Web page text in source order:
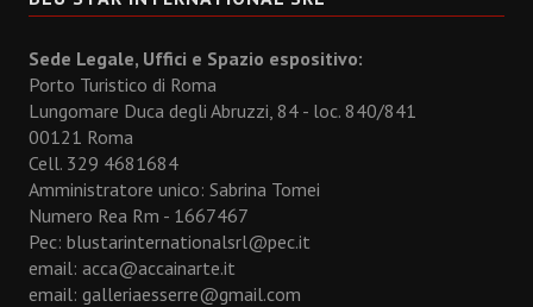
Sede Legale, Uffici e Spazio espositivo:
Porto Turistico di Roma
Lungomare Duca degli Abruzzi, 84 - loc. 840/841
00121 Roma
Cell. 329 4681684
Amministratore unico: Sabrina Tomei
Numero Rea Rm - 1667467
Pec: blustarinternationalsrl@pec.it
email: acca@accainarte.it
email: galleriaesserre@gmail.com